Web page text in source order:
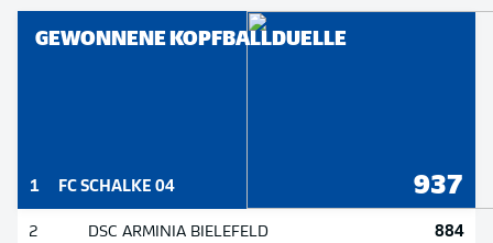
GEWONNENE KOPFBALLDUELLE
1 FC SCHALKE 04 937
2 DSC ARMINIA BIELEFELD 884